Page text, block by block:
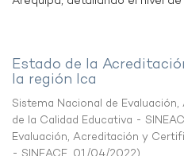
Estado de la
la región Ica
Sistema Nacional de
de la Calidad Educativa -
Evaluación, Acreditación y